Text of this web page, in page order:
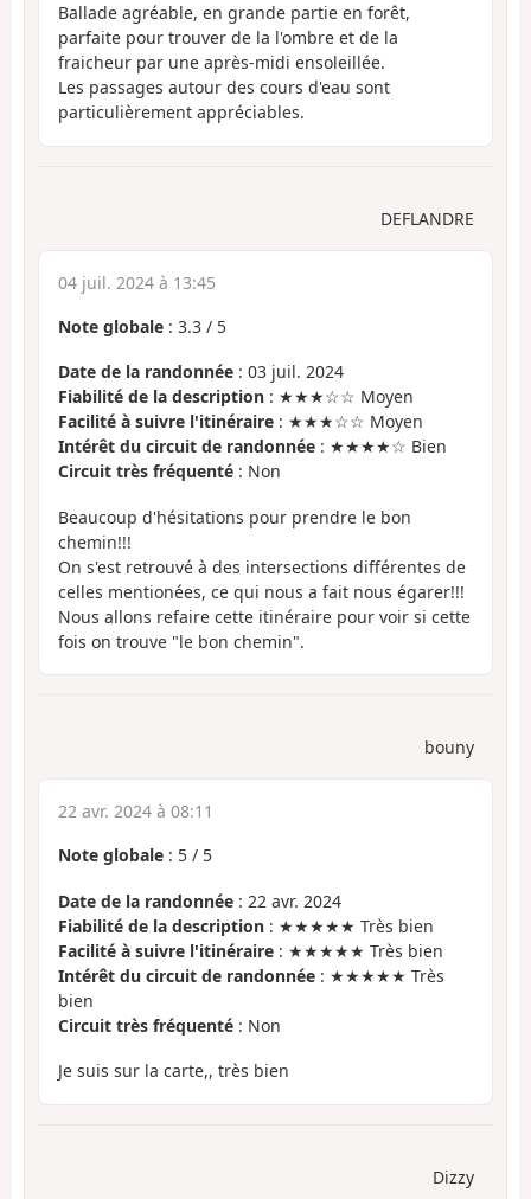
Ballade agréable, en grande partie en forêt,
parfaite pour trouver de la l'ombre et de la
fraicheur par une après-midi ensoleillée.
Les passages autour des cours d'eau sont
particulièrement appréciables.
DEFLANDRE
04 juil. 2024 à 13:45
Note globale : 3.3 / 5
Date de la randonnée : 03 juil. 2024
Fiabilité de la description : ★★★☆☆ Moyen
Facilité à suivre l'itinéraire : ★★★☆☆ Moyen
Intérêt du circuit de randonnée : ★★★★☆ Bien
Circuit très fréquenté : Non
Beaucoup d'hésitations pour prendre le bon
chemin!!!
On s'est retrouvé à des intersections différentes de
celles mentionées, ce qui nous a fait nous égarer!!!
Nous allons refaire cette itinéraire pour voir si cette
fois on trouve "le bon chemin".
bouny
22 avr. 2024 à 08:11
Note globale : 5 / 5
Date de la randonnée : 22 avr. 2024
Fiabilité de la description : ★★★★★ Très bien
Facilité à suivre l'itinéraire : ★★★★★ Très bien
Intérêt du circuit de randonnée : ★★★★★ Très
bien
Circuit très fréquenté : Non
Je suis sur la carte,, très bien
Dizzy